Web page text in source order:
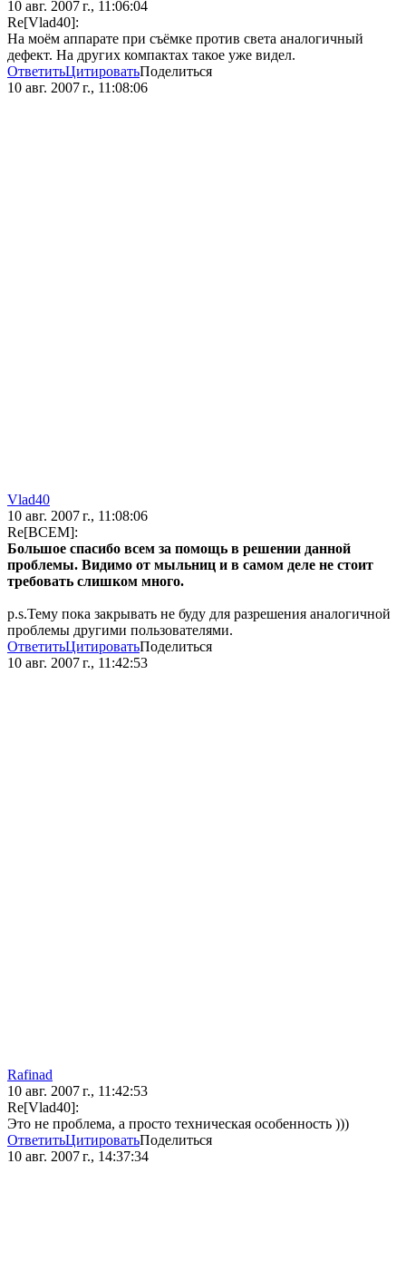
10 авг. 2007 г., 11:06:04
Re[Vlad40]:
На моём аппарате при съёмке против света аналогичный
дефект. На других компактах такое уже видел.
ОтветитьЦитироватьПоделиться
10 авг. 2007 г., 11:08:06
Vlad40
10 авг. 2007 г., 11:08:06
Re[ВСЕМ]:
Большое спасибо всем за помощь в решении данной
проблемы. Видимо от мыльниц и в самом деле не стоит
требовать слишком много.
p.s.Тему пока закрывать не буду для разрешения аналогичной
проблемы другими пользователями.
ОтветитьЦитироватьПоделиться
10 авг. 2007 г., 11:42:53
Rafinad
10 авг. 2007 г., 11:42:53
Re[Vlad40]:
Это не проблема, а просто техническая особенность )))
ОтветитьЦитироватьПоделиться
10 авг. 2007 г., 14:37:34